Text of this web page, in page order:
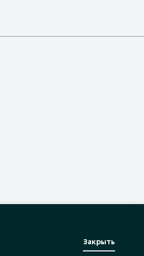
Закрыть